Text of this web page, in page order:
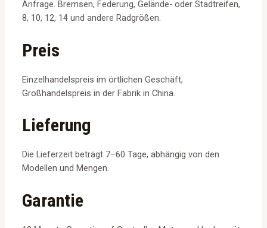
Anfrage. Bremsen, Federung, Gelände- oder Stadtreifen,
8, 10, 12, 14 und andere Radgrößen.
Preis
Einzelhandelspreis im örtlichen Geschäft,
Großhandelspreis in der Fabrik in China.
Lieferung
Die Lieferzeit beträgt 7–60 Tage, abhängig von den
Modellen und Mengen.
Garantie